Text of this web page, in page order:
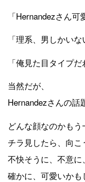
「Hernandezさん可
「理系、男しかい
「俺見た目タイプだ
当然だが、
Hernandezさんの話
どんな顔なのかも
チラ見したら、向こ
不快そうに、不意
確かに、可愛いか